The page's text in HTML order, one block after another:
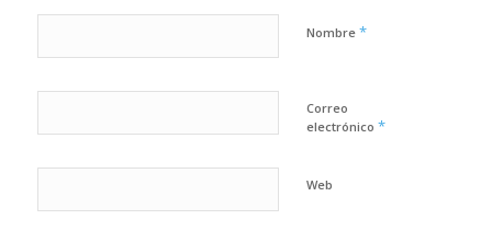
Nombre *
Correo
electrónico *
Web